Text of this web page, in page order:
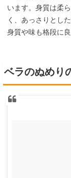
います。身質は柔
く、あっさりとし
身質や味も格段に
ベラのぬめり